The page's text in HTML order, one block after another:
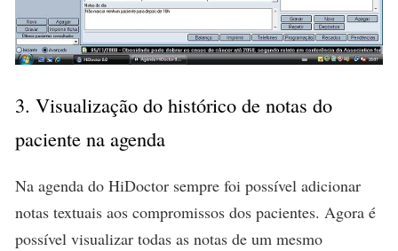
3. Visualização do histórico de notas do
paciente na agenda
Na agenda do HiDoctor sempre foi possível adicionar
notas textuais aos compromissos dos pacientes. Agora é
possível visualizar todas as notas de um mesmo